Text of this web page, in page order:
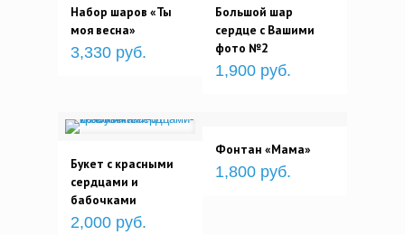
Набор шаров «Ты
моя весна»
3,330 руб.
Большой шар
сердце с Вашими
фото №2
1,900 руб.
Букет с красными
сердцами и
бабочками
2,000 руб.
Фонтан «Мама»
1,800 руб.